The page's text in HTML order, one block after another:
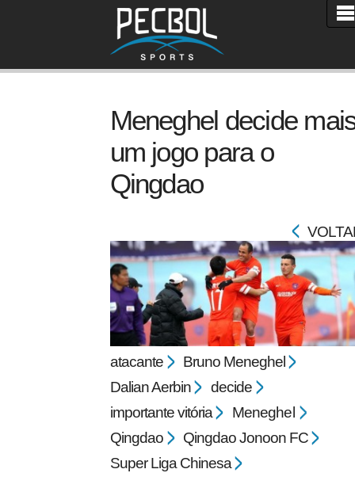
Meneghel decide
um jogo para o
Qingdao
atacante
Bruno Meneghel
Dalian Aerbin
decide
importante vitória
Meneghel
Qingdao
Qingdao Jonoon FC
Super Liga Chinesa